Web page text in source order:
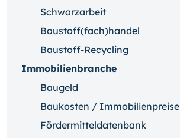
Schwarzarbeit
Baustoff(fach)handel
Baustoff-Recycling
Immobilienbranche
Baugeld
Baukosten / Immobilienpreise
Fördermitteldatenbank